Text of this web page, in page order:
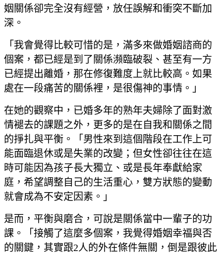
姻關係卻完全沒有經營，放任誤解和衝突不斷加
深。
「我會覺得比較可惜的是，滿多來做婚姻諮商的
個案，都已經是到了關係瀕臨破裂、甚至有一方
已經提出離婚，那在修復難度上就比較高。如果
處在一段痛苦的關係裡，是很傷神的事情。」
在她的觀察中，已婚多年的熟年夫婦除了面對激
情褪去的課題之外，更多的是在自我和關係之間
的掙扎與平衡。「男性來到這個階段在工作上可
能面臨退休或是失業的改變；但女性卻往往在這
時可能因為孩子長大獨立、或是長年奉獻給家
庭，希望調整自己的生活重心，雙方狀態的變動
就會成為不安定因素。」
是而，平衡與磨合，可說是關係當中一輩子的功
課。「接觸了這麼多個案，我覺得婚姻幸福與否
的關鍵，其實跟2人的外在條件無關，倒是跟彼此